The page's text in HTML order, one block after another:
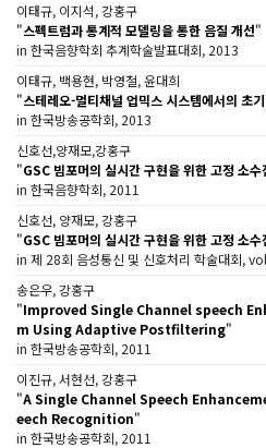
이태규, 이지석, 강홍구
"스펙트럼과 통계적 모델링을 통한 음질 개선"
in 한국음향학회 추계학술발표대회, 2013
이태규, 백용현, 박영철, 윤대희
"스테레오-멀티채널 업믹스 시스템에서의 초
in 한국방송공학회, 2013
신호선,양재모,강홍구
"GSC 빔포머의 실시간 구현을 위한 고정 소수
in 한국음향학회, 2011
신호선, 양재모, 강홍구
"GSC 빔포머의 실시간 구현을 위한 고정 소수
in 제 28회 음성통신 및 신호처리 학술대회,
송은우, 강홍구
"Improved Single Channel speech
m Using Adaptive Postfiltering"
in 한국방송공학회, 2011
이진규, 서현선, 강홍구
"A Single Channel Speech
eech Recognition"
in 한국방송공학회, 2011